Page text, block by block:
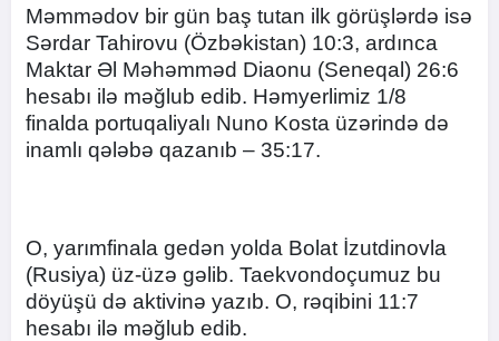
Məmmədov bir gün baş tutan ilk görüşlərdə isə
Sərdar Tahirovu (Özbəkistan) 10:3, ardınca
Maktar Əl Məhəmməd Diaonu (Seneqal) 26:6
hesabı ilə məğlub edib. Həmyerlimiz 1/8
finalda portuqaliyalı Nuno Kosta üzərində də
inamlı qələbə qazanıb – 35:17.
O, yarımfinala gedən yolda Bolat İzutdinovla
(Rusiya) üz-üzə gəlib. Taekvondoçumuz bu
döyüşü də aktivinə yazıb. O, rəqibini 11:7
hesabı ilə məğlub edib.